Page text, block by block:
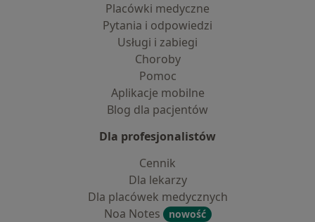
Placówki medyczne
Pytania i odpowiedzi
Usługi i zabiegi
Choroby
Pomoc
Aplikacje mobilne
Blog dla pacjentów
Dla profesjonalistów
Cennik
Dla lekarzy
Dla placówek medycznych
Noa Notes
nowość